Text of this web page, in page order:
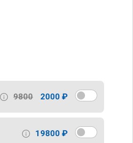
9800 2000 ₽
19800 ₽